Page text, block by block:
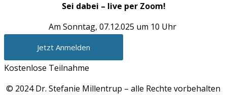
Sei dabei – live per Zoom!
Am Sonntag, 07.12.025 um 10 Uhr
Jetzt Anmelden
Kostenlose Teilnahme
© 2024 Dr. Stefanie Millentrup – alle Rechte vorbehalten